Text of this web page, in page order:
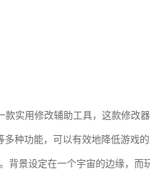
实用修改辅助工具，这款修改
种功能，可以有效地降低游戏
背景设定在一个宇宙的边缘，而